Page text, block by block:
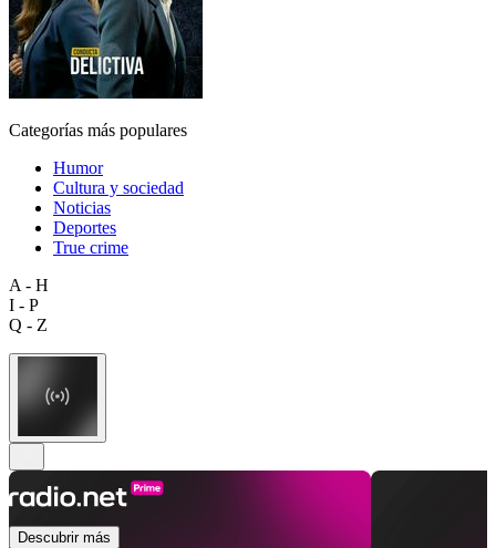
Categorías más populares
Humor
Cultura y sociedad
Noticias
Deportes
True crime
A - H
I - P
Q - Z
Descubrir más